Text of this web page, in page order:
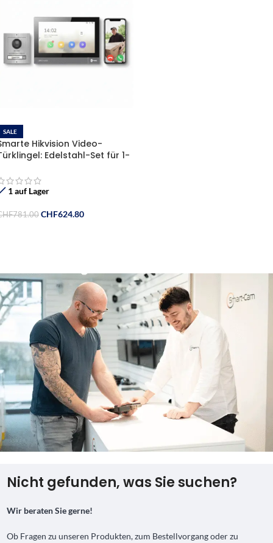
SALE
Hikvision Video-
Edelstahl-Set für 1-
& PoE“
1 auf Lager
781.00 CHF624.80
Nicht gefunden, was Sie suchen?
Wir beraten Sie gerne!
Ob Fragen zu unseren Produkten, zum Bestellvorgang oder zu